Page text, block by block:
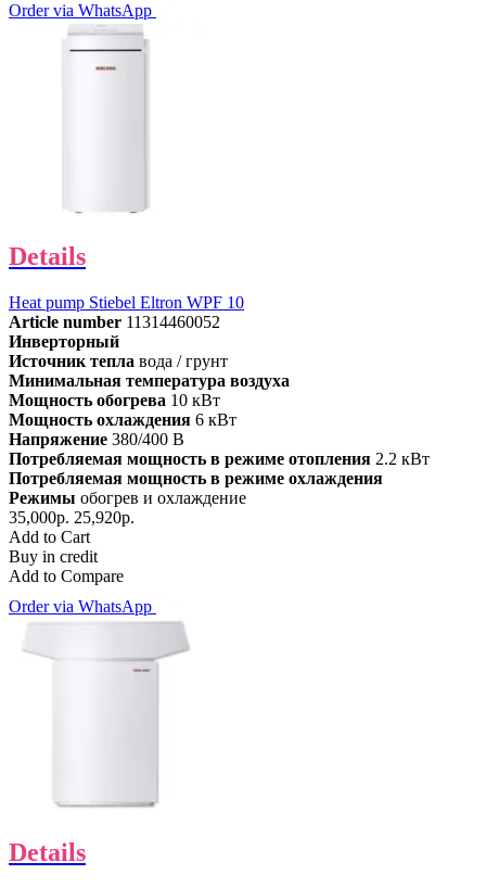
Order via WhatsApp
Details
Heat pump Stiebel Eltron WPF 10
Article number 11314460052
Инверторный
Источник тепла вода / грунт
Минимальная температура воздуха
Мощность обогрева 10 кВт
Мощность охлаждения 6 кВт
Напряжение 380/400 В
Потребляемая мощность в режиме отопления 2.2 кВт
Потребляемая мощность в режиме охлаждения
Режимы обогрев и охлаждение
35,000р. 25,920р.
Add to Cart
Buy in credit
Add to Compare
Order via WhatsApp
Details